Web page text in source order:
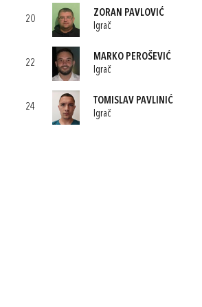
20
ZORAN PAVLOVIĆ
Igrač
22
MARKO PEROŠEVIĆ
Igrač
24
TOMISLAV PAVLINIĆ
Igrač